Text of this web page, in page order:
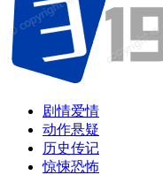
剧情爱情
动作悬疑
历史传记
惊悚恐怖